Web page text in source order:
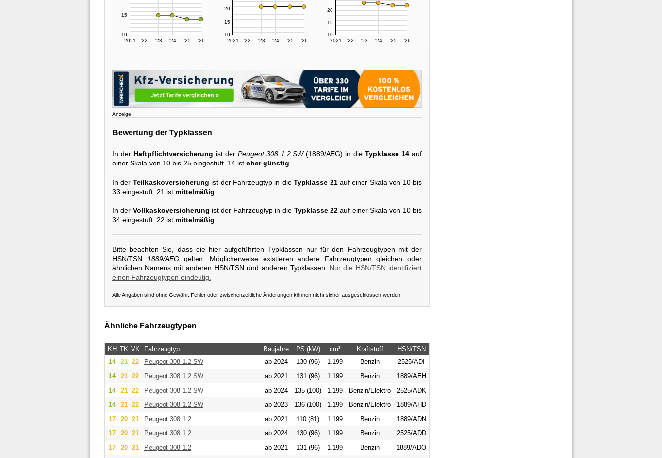
2021 '22 '23 '24 '25 '26
10
15
2021 '22 '23 '24 '25 '26
10
15
20
2021 '22 '23 '24 '25 '26
10
15
20
Anzeige
Bewertung der Typklassen
In der Haftpflichtversicherung ist der Peugeot 308 1.2 SW(1889/AEG) in dieTypklasse 14 auf
einer Skala von 10 bis 25 eingestuft. 14 ist eher günstig
In der Teilkaskoversicherung ist der Fahrzeugtyp in dieTypklasse 21auf einer Skala von 10 bis
33 eingestuft. 21 ist mittelmäßig
In der Vollkaskoversicherung ist der Fahrzeugtyp in die Typklasse 22 auf einer Skala von 10 bis
34 eingestuft. 22 ist mittelmäßig.
Bitte beachten Sie, dass die hier aufgeführten Typklassen nur für den Fahrzeugtypen mit der
HSN/TSN
1889/AEGgelten. Möglicherweise existieren andere Fahrzeugtypen gleichen oder
ähnlichen Namens mit anderen HSN/TSN und anderen Typklassen. Nur die HSN/TSN identifiziert
einen Fahrzeugtypen eindeutig.
Alle Angaben sind ohne Gewähr. Fehler oder zwischenzeitliche Änderungen können nicht sicher ausgeschlossen werden.
Ähnliche Fahrzeugtypen
KH TK VK Fahrzeugtyp Baujahre PS (kW) cm³ Kraftstoff
HSN/TSN
14
21 22 Peugeot 308 1.2 SW ab 2024 130 (96) 1.199 Benzin
2525/ADI
14
21 22 Peugeot 308 1.2 SW ab 2021 131 (96) 1.199 Benzin
1889/AEH
14
21 22 Peugeot 308 1.2 SW ab 2024 135 (100) 1.199 Benzin/Elektro
2525/ADK
14
21 22 Peugeot 308 1.2 SW ab 2023 136 (100) 1.199 Benzin/Elektro
1889/AHD
17
20 21 Peugeot 308 1.2 ab 2021 110 (81) 1.199 Benzin
1889/ADN
17
20 21 Peugeot 308 1.2 ab 2024 130 (96) 1.199 Benzin
2525/ADD
17
20 21 Peugeot 308 1.2 ab 2021 131 (96) 1.199 Benzin
1889/ADO